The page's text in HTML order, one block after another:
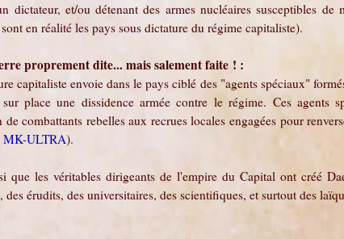
dictateur, et/ou détenant des armes nucléaires susceptibles de
en réalité les pays sous dictature du régime capitaliste).
proprement dite... mais salement faite ! :
capitaliste envoie dans le pays ciblé des "agents spéciaux"
place une dissidence armée contre le régime. Ces agents
de combattants rebelles aux recrues locales engagées pour
MK-ULTRA).
que les véritables dirigeants de l'empire du Capital ont créé
des érudits, des universitaires, des scientifiques, et surtout des